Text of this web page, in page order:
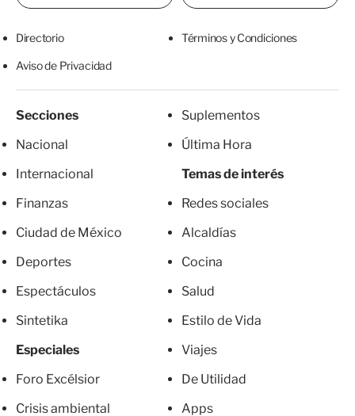
Directorio Términos y Condiciones
Aviso de Privacidad
Secciones
Nacional
Internacional
Finanzas
Ciudad de México
Deportes
Espectáculos
Sintetika
Especiales
Foro Excélsior
Crisis ambiental
Suplementos
Última Hora
Temas de interés
Redes sociales
Alcaldías
Cocina
Salud
Estilo de Vida
Viajes
De Utilidad
Apps